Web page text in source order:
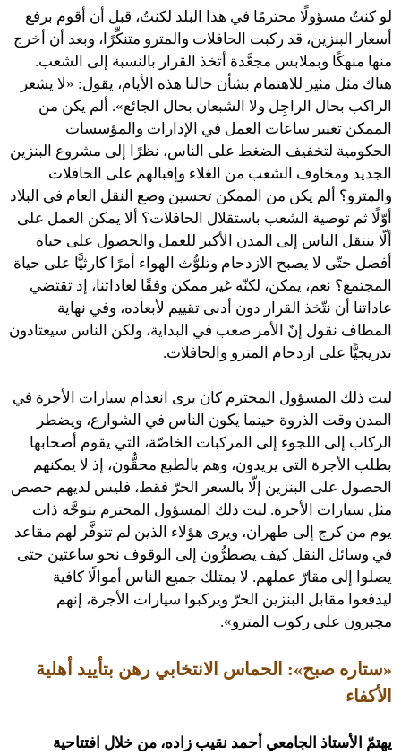
لو كنتُ مسؤولًا محترمًا في هذا البلد لكنتُ، قبل أن أقوم برفع
أسعار البنزين، قد ركبت الحافلات والمترو متنكِّرًا، وبعد أن أخرج
منها منهكًا وبملابس مجعَّدة أتخذ القرار بالنسبة إلى الشعب.
هناك مثل مثير للاهتمام بشأن حالنا هذه الأيام، يقول: «لا يشعر
الراكب بحال الراجِل ولا الشبعان بحال الجائع». ألم يكن من
الممكن تغيير ساعات العمل في الإدارات والمؤسسات
الحكومية لتخفيف الضغط على الناس، نظرًا إلى مشروع البنزين
الجديد ومخاوف الشعب من الغلاء وإقبالهم على الحافلات
والمترو؟ ألم يكن من الممكن تحسين وضع النقل العام في البلاد
أوّلًا ثم توصية الشعب باستقلال الحافلات؟ ألا يمكن العمل على
ألّا ينتقل الناس إلى المدن الأكبر للعمل والحصول على حياة
أفضل حتّى لا يصبح الازدحام وتلوُّث الهواء أمرًا كارثيًّا على حياة
المجتمع؟ نعم، يمكن، لكنّه غير ممكن وفقًا لعاداتنا، إذ تقتضي
عاداتنا أن نتّخذ القرار دون أدنى تقييم لأبعاده، وفي نهاية
المطاف نقول إنّ الأمر صعب في البداية، ولكن الناس سيعتادون
تدريجيًّا على ازدحام المترو والحافلات.
ليت ذلك المسؤول المحترم كان يرى انعدام سيارات الأجرة في
المدن وقت الذروة حينما يكون الناس في الشوارع، ويضطر
الركاب إلى اللجوء إلى المركبات الخاصّة، التي يقوم أصحابها
بطلب الأجرة التي يريدون، وهم بالطبع محقُّون، إذ لا يمكنهم
الحصول على البنزين إلّا بالسعر الحرّ فقط، فليس لديهم حصص
مثل سيارات الأجرة. ليت ذلك المسؤول المحترم يتوجَّه ذات
يوم من كرج إلى طهران، ويرى هؤلاء الذين لم تتوفَّر لهم مقاعد
في وسائل النقل كيف يضطرُّون إلى الوقوف نحو ساعتين حتى
يصلوا إلى مقارّ عملهم. لا يمتلك جميع الناس أموالًا كافية
ليدفعوا مقابل البنزين الحرّ ويركبوا سيارات الأجرة، إنهم
مجبرون على ركوب المترو».
«ستاره صبح»: الحماس الانتخابي رهن بتأييد أهلية
الأكفاء
يهتمّ الأستاذ الجامعي أحمد نقيب زاده، من خلال افتتاحية